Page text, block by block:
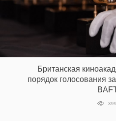
Британская
порядок голосования
399